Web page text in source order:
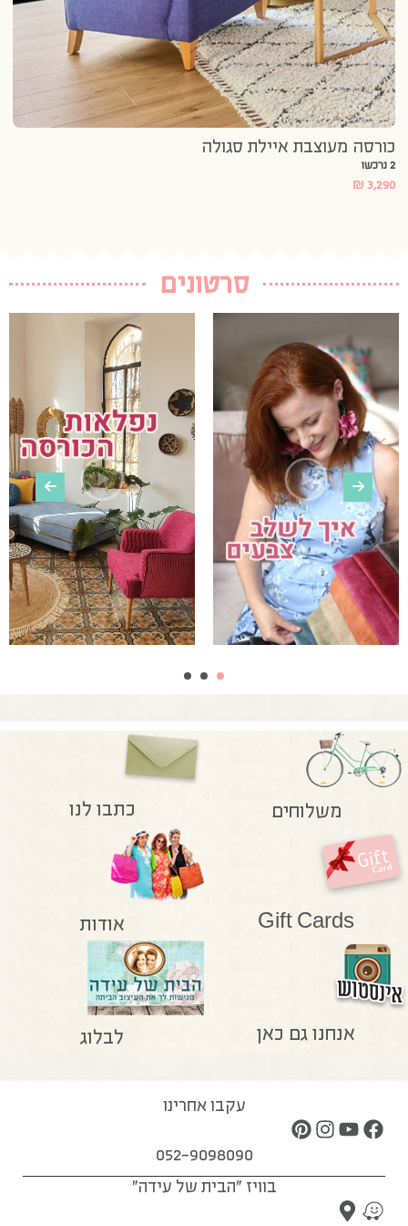
כורסה מעוצבת איילת סגולה
2 נרכשו
₪ 3,290
סרטונים
משלוחים כתבו לנו
Gift Cards אודות
אנחנו גם כאן לבלוג
עקבו אחרינו
052-9098090
בוויז "הבית של עידה"